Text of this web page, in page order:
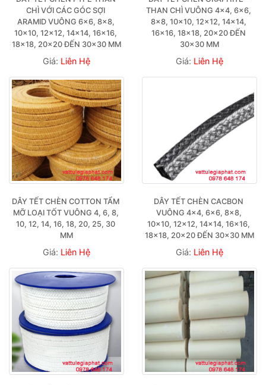
CHÌ VỚI CÁC GÓC SỢI
ARAMID VUÔNG 6×6, 8×8,
10×10, 12×12, 14×14, 16×16,
18×18, 20×20 ĐẾN 30×30 MM
Giá: Liên Hệ
THAN CHÌ VUÔNG 4×4, 6×6,
8×8, 10×10, 12×12, 14×14,
16×16, 18×18, 20×20 ĐẾN
30×30 MM
Giá: Liên Hệ
DÂY TẾT CHÈN COTTON TẨM
MỠ LOẠI TỐT VUÔNG 4, 6, 8,
10, 12, 14, 16, 18, 20, 25, 30
MM
Giá: Liên Hệ
DÂY TẾT CHÈN CACBON
VUÔNG 4×4, 6×6, 8×8,
10×10, 12×12, 14×14, 16×16,
18×18, 20×20 ĐẾN 30×30 MM
Giá: Liên Hệ